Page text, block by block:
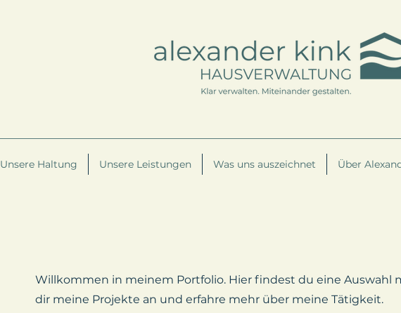
Unsere Haltung Unsere Leistungen Was uns auszeichnet Über
Willkommen in meinem Portfolio. Hier findest du eine Auswahl
dir meine Projekte an und erfahre mehr über meine Tätigkeit.